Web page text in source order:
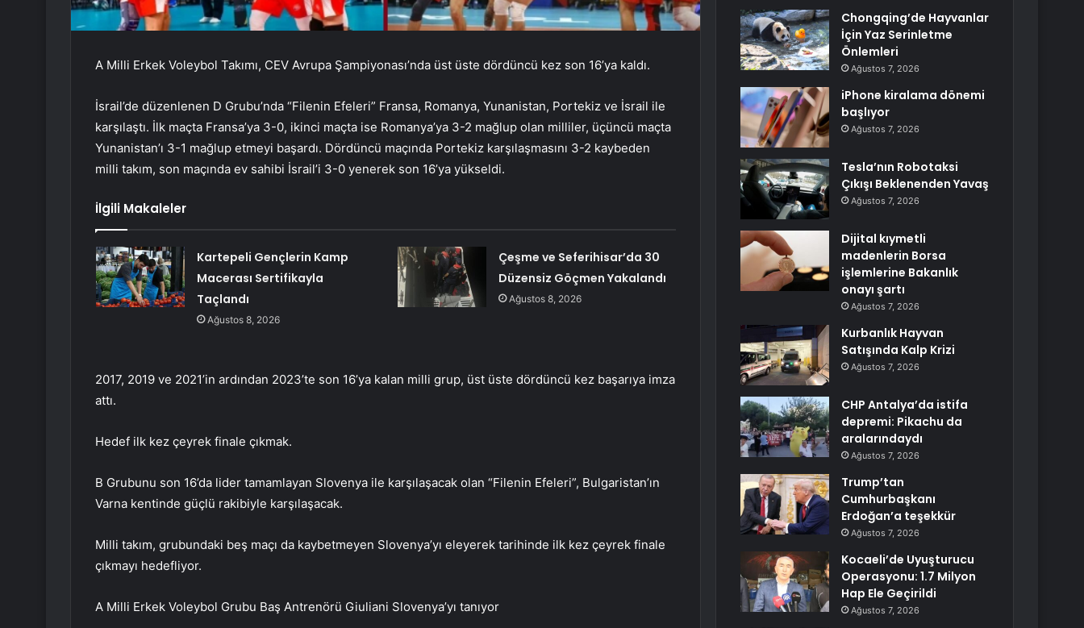
A Milli Erkek Voleybol Takımı, CEV Avrupa Şampiyonası’nda üst üste dördüncü kez son 16’ya kaldı.
İsrail’de düzenlenen D Grubu’nda “Filenin Efeleri” Fransa, Romanya, Yunanistan, Portekiz ve İsrail ile
karşılaştı. İlk maçta Fransa’ya 3-0, ikinci maçta ise Romanya’ya 3-2 mağlup olan milliler, üçüncü maçta
Yunanistan’ı 3-1 mağlup etmeyi başardı. Dördüncü maçında Portekiz karşılaşmasını 3-2 kaybeden
milli takım, son maçında ev sahibi İsrail’i 3-0 yenerek son 16’ya yükseldi.
İlgili Makaleler
Kartepeli Gençlerin Kamp
Macerası Sertifikayla
Taçlandı
Ağustos 8, 2026
Çeşme ve Seferihisar’da 30
Düzensiz Göçmen Yakalandı
Ağustos 8, 2026
2017, 2019 ve 2021’in ardından 2023’te son 16’ya kalan milli grup, üst üste dördüncü kez başarıya imza
attı.
Hedef ilk kez çeyrek finale çıkmak.
B Grubunu son 16’da lider tamamlayan Slovenya ile karşılaşacak olan “Filenin Efeleri”, Bulgaristan’ın
Varna kentinde güçlü rakibiyle karşılaşacak.
Milli takım, grubundaki beş maçı da kaybetmeyen Slovenya’yı eleyerek tarihinde ilk kez çeyrek finale
çıkmayı hedefliyor.
A Milli Erkek Voleybol Grubu Baş Antrenörü Giuliani Slovenya’yı tanıyor
Chongqing’de Hayvanlar
İçin Yaz Serinletme
Önlemleri
Ağustos 7, 2026
iPhone kiralama dönemi
başlıyor
Ağustos 7, 2026
Tesla’nın Robotaksi
Çıkışı Beklenenden Yavaş
Ağustos 7, 2026
Dijital kıymetli
madenlerin Borsa
işlemlerine Bakanlık
onayı şartı
Ağustos 7, 2026
Kurbanlık Hayvan
Satışında Kalp Krizi
Ağustos 7, 2026
CHP Antalya’da istifa
depremi: Pikachu da
aralarındaydı
Ağustos 7, 2026
Trump’tan
Cumhurbaşkanı
Erdoğan’a teşekkür
Ağustos 7, 2026
Kocaeli’de Uyuşturucu
Operasyonu: 1.7 Milyon
Hap Ele Geçirildi
Ağustos 7, 2026